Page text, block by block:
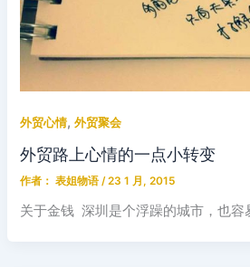
外贸心情,外贸聚会
外贸路上心情的一点小转变
作者： 表姐物语/23 1 月, 2015
关于金钱 深圳是个浮躁的城市，也